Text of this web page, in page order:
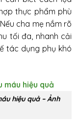
thực phẩm phù
cha mẹ nắm rõ
tối đa, nhanh cải
tác dụng phụ khó
hiệu quả – Ảnh